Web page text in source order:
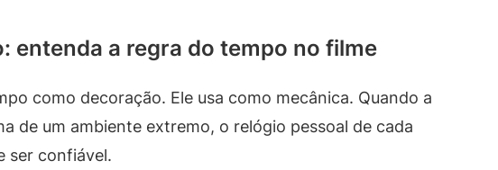
entenda a regra do tempo no filme
como decoração. Ele usa como mecânica. Quando a
de um ambiente extremo, o relógio pessoal de cada
ser confiável.